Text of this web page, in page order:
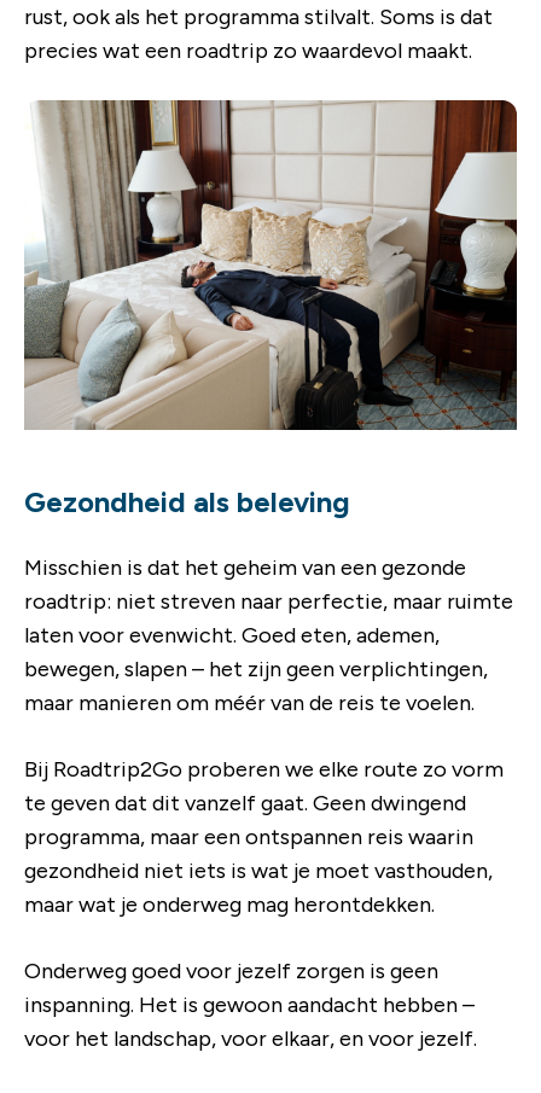
rust, ook als het programma stilvalt. Soms is dat
precies wat een roadtrip zo waardevol maakt.
Gezondheid als beleving
Misschien is dat het geheim van een gezonde
roadtrip: niet streven naar perfectie, maar ruimte
laten voor evenwicht. Goed eten, ademen,
bewegen, slapen – het zijn geen verplichtingen,
maar manieren om méér van de reis te voelen.
Bij Roadtrip2Go proberen we elke route zo vorm
te geven dat dit vanzelf gaat. Geen dwingend
programma, maar een ontspannen reis waarin
gezondheid niet iets is wat je moet vasthouden,
maar wat je onderweg mag herontdekken.
Onderweg goed voor jezelf zorgen is geen
inspanning. Het is gewoon aandacht hebben –
voor het landschap, voor elkaar, en voor jezelf.